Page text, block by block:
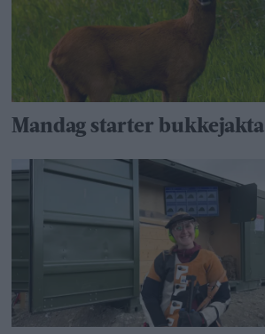
Mandag starter bukkejakta